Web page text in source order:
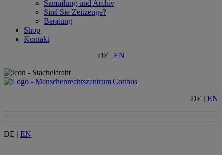
Sammlung und Archiv
Sind Sie Zeitzeuge?
Beratung
Shop
Kontakt
DE | EN
DE | EN
DE | EN